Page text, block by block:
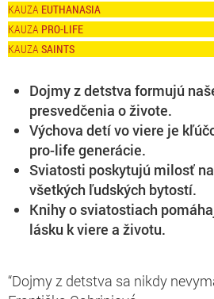
EUTHANASIA
PRO-LIFE
SAINTS
Dojmy z detstva formujú
presvedčenia o živote.
Výchova detí vo viere je
pro-life generácie.
Sviatosti poskytujú milosť
všetkých ľudských bytostí.
Knihy o sviatostiach
lásku k viere a životu.
“Dojmy z detstva sa nikdy